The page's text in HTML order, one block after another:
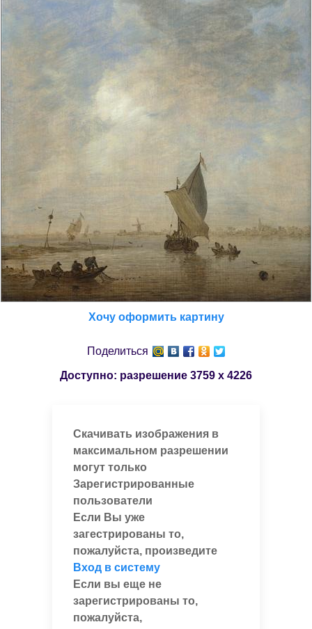
Хочу оформить картину
Поделиться
Доступно: разрешение 3759 x 4226
Скачивать изображения в
максимальном разрешении
могут только
Зарегистрированные
пользователи
Если Вы уже
загестрированы то,
пожалуйста, произведите
Вход в систему
Если вы еще не
зарегистрированы то,
пожалуйста,